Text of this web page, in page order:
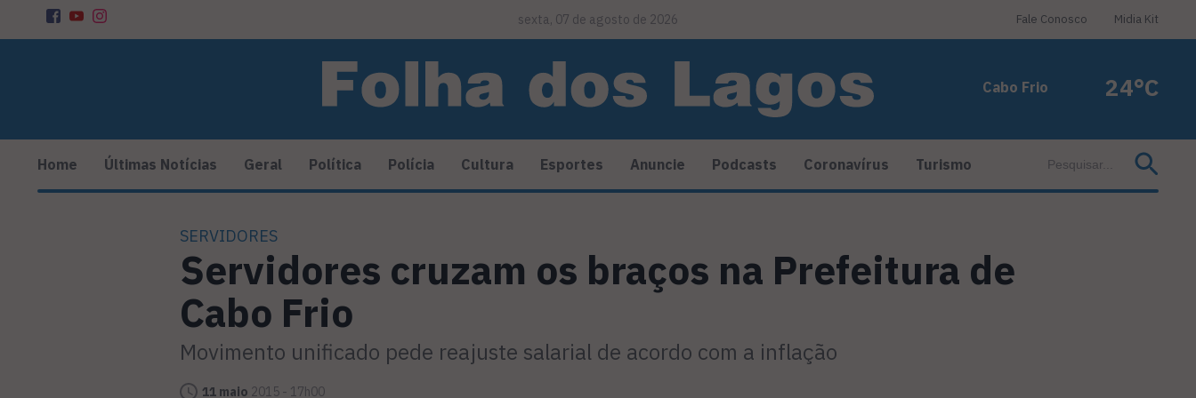
sexta, 07 de agosto de 2026 Fale Conosco Midia Kit
Cabo Frio 24°C
Home Últimas Notícias Geral Política Polícia Cultura Esportes Anuncie Podcasts Coronavírus Turismo
SERVIDORES
Servidores cruzam os braços na Prefeitura de
Cabo Frio
Movimento unificado pede reajuste salarial de acordo com a inflação
11 maio 2015 - 17h00